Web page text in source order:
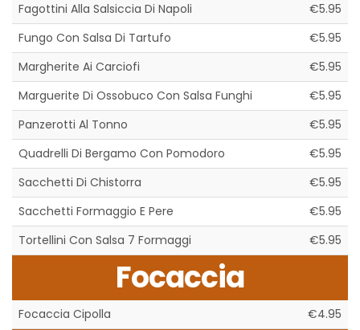
Fagottini Alla Salsiccia Di Napoli
€5.95
Fungo Con Salsa Di Tartufo
€5.95
Margherite Ai Carciofi
€5.95
Marguerite Di Ossobuco Con Salsa Funghi
€5.95
Panzerotti Al Tonno
€5.95
Quadrelli Di Bergamo Con Pomodoro
€5.95
Sacchetti Di Chistorra
€5.95
Sacchetti Formaggio E Pere
€5.95
Tortellini Con Salsa 7 Formaggi
€5.95
Focaccia
Focaccia Cipolla €4.95